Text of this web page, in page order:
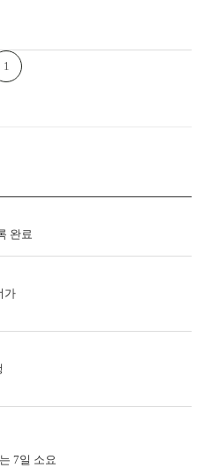
을 기억하기 쉽습니다.
다양한 편집을 제공합니다.
1
완료
가
7일 소요